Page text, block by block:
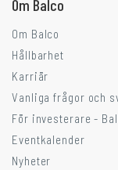
Om Balco
Om Balco
Hållbarhet
Karriär
Vanliga frågor och
För investerare -
Eventkalender
Nyheter